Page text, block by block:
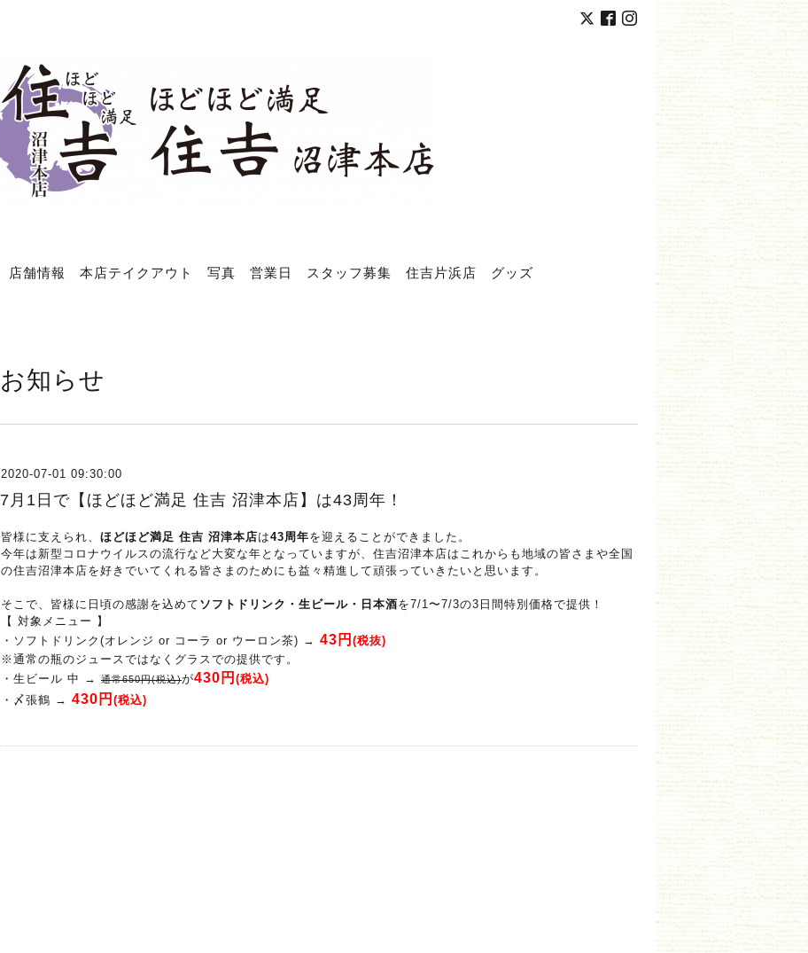
店舗情報 本店テイクアウト 写真 営業日 スタッフ募集 住吉片浜店 グッズ
お知らせ
2020-07-01 09:30:00
7月1日で【ほどほど満足 住吉 沼津本店】は43周年！
皆様に支えられ、 ほどほど満足 住吉 沼津本店は43周年を迎えることができました。
今年は新型コロナウイルスの流行など大変な年となっていますが、住吉沼津本店はこれからも地域の皆さまや全国
の住吉沼津本店を好きでいてくれる皆さまのためにも益々精進して頑張っていきたいと思います。
そこで、皆様に日頃の感謝を込めて ソフトドリンク・生ビール・日本酒を7/1〜7/3の3日間特別価格で提供！
【 対象メニュー 】
・ソフトドリンク(オレンジ or コーラ or ウーロン茶) → 43円 (税抜)
※通常の瓶のジュースではなくグラスでの提供です。
・生ビール 中 →
通常650円(税込)が430円 (税込)
・〆張鶴 → 430円 (税込)